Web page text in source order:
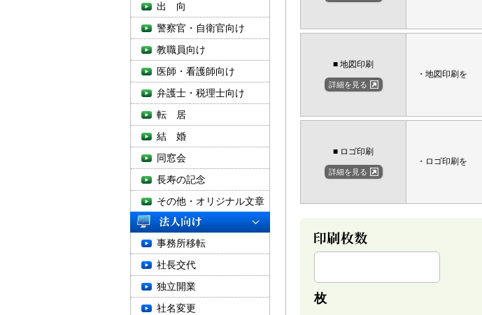
■ 地図印刷
詳細を見る
・地図印刷を
■ ロゴ印刷
詳細を見る
・ロゴ印刷を
枚
出 向
警察官・自衛官向け
教職員向け
医師・看護師向け
弁護士・税理士向け
転 居
結 婚
同窓会
長寿の記念
その他・オリジナル文章
事務所移転
社長交代
独立開業
社名変更